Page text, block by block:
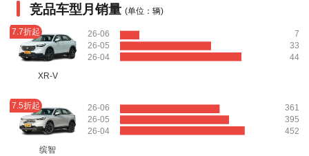
竞品车型月销量 (单位：辆)
7.7折起
XR-V
26-06
26-05
26-04
7
33
44
7.5折起
缤智
26-06
26-05
26-04
361
395
452